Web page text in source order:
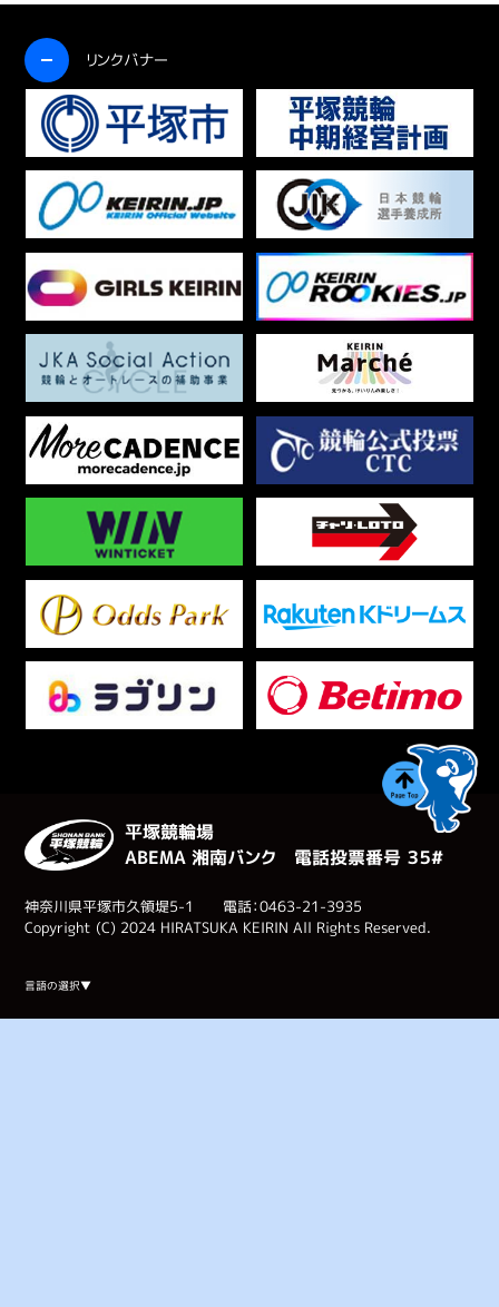
リンクバナー
開く
平塚競輪場
ABEMA 湘南バンク 電話投票番号 ３５#
神奈川県平塚市久領堤5-1 電話：0463-21-3935
Copyright (C) 2024 HIRATSUKA KEIRIN All Rights Reserved.
言語の選択▼
Select Language